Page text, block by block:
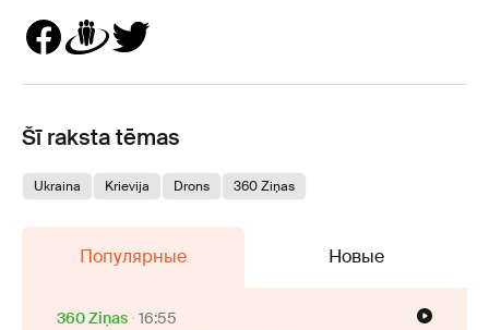
Šī raksta tēmas
Ukraina Krievija Drons 360 Ziņas
Популярные Новые
360 Ziņas 16:55